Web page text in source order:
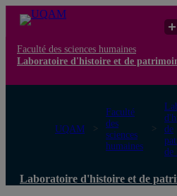
Faculté des sciences humaines
Laboratoire d'histoire et de
UQAM
Faculté
des
sciences
humaines
de
de
Laboratoire d'histoire et de